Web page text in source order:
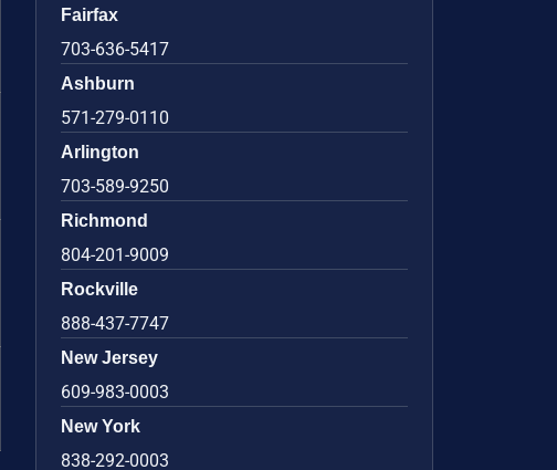
Fairfax
703-636-5417
Ashburn
571-279-0110
Arlington
703-589-9250
Richmond
804-201-9009
Rockville
888-437-7747
New Jersey
609-983-0003
New York
838-292-0003